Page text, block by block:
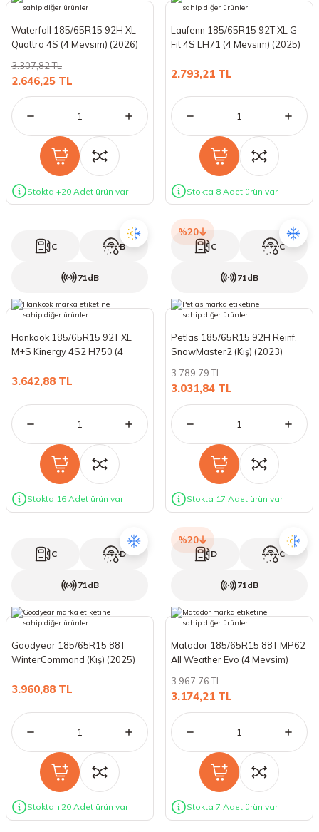
Waterfall 185/65R15 92H XL
Quattro 4S (4 Mevsim) (2026)
2.646,25 TL
3.307,82 TL
Stokta +20 Adet ürün var
Laufenn 185/65R15 92T XL G
Fit 4S LH71 (4 Mevsim) (2025)
2.793,21 TL
Stokta 8 Adet ürün var
C B
71dB
Hankook 185/65R15 92T XL
M+S Kinergy 4S2 H750 (4
3.642,88 TL
Stokta 16 Adet ürün var
%20
C C
71dB
Petlas 185/65R15 92H Reinf.
SnowMaster2 (Kış) (2023)
3.031,84 TL
3.789,79 TL
Stokta 17 Adet ürün var
C D
71dB
Goodyear 185/65R15 88T
WinterCommand (Kış) (2025)
3.960,88 TL
Stokta +20 Adet ürün var
%20
D C
71dB
Matador 185/65R15 88T MP62
All Weather Evo (4 Mevsim)
3.174,21 TL
3.967,76 TL
Stokta 7 Adet ürün var